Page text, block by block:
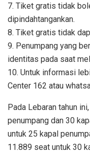
7. Tiket gratis tidak
dipindahtangankan.
8. Tiket gratis tidak
9. Penumpang yang
identitas pada saat
10. Untuk informasi
Center 162 atau
Pada Lebaran tahun
penumpang dan 30
untuk 25 kapal
11.889 seat untuk 30